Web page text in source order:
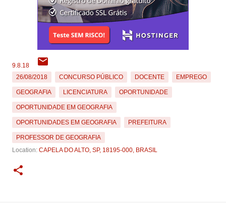
9.8.18
26/08/2018
CONCURSO PÚBLICO DOCENTE EMPREGO
GEOGRAFIA LICENCIATURA OPORTUNIDADE
OPORTUNIDADE EM GEOGRAFIA
OPORTUNIDADES EM GEOGRAFIA PREFEITURA
PROFESSOR DE GEOGRAFIA
Location: CAPELA DO ALTO, SP, 18195-000, BRASIL